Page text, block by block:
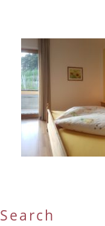
Search